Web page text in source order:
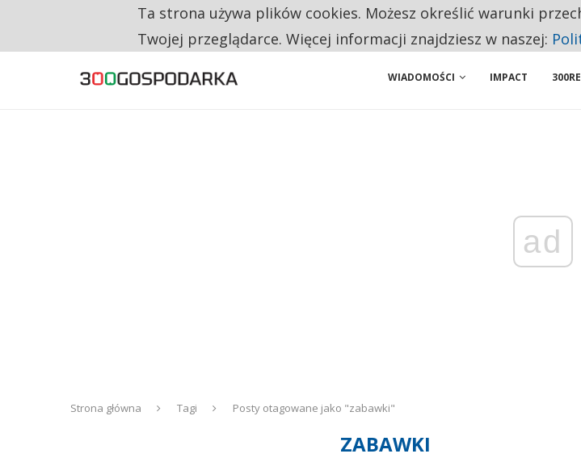
RESTRYKCJE CHIN UDERZAJĄ W EUROPEJSKI PRZEMYSŁ. NA LIŚCIE SĄ DWA PODMIOTY Z
WIADOMOŚCI IMPACT
ad
Strona główna Tagi Posty otagowane jako "zabawki"
ZABAWKI
Ta strona używa plików cookies. Możesz określić warunki
Twojej przeglądarce. Więcej informacji znajdziesz w naszej: